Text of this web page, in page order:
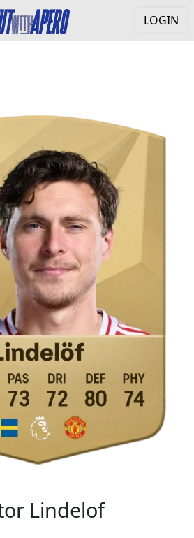
LOGIN
Lindelof